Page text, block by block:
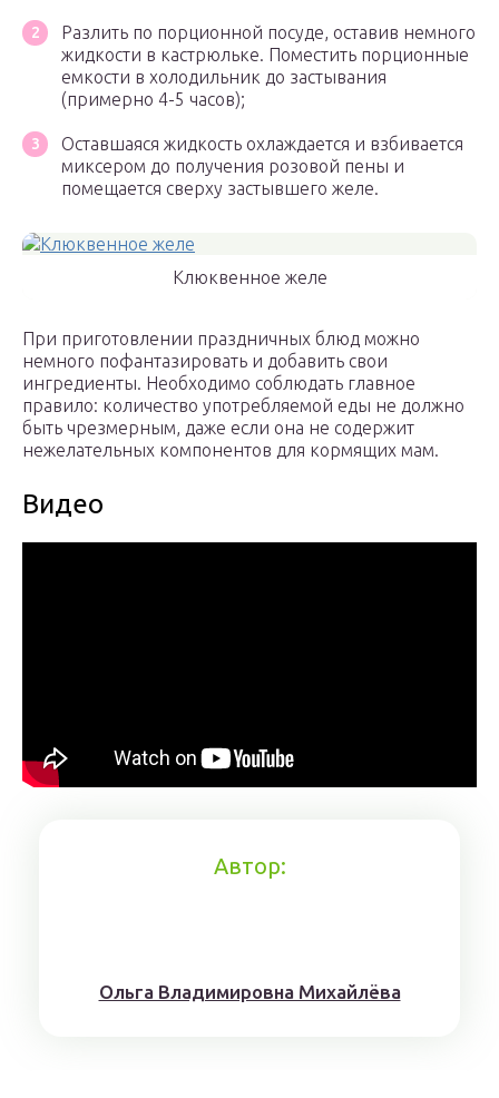
Разлить по порционной посуде, оставив немного
жидкости в кастрюльке. Поместить порционные
емкости в холодильник до застывания
(примерно 4-5 часов);
Оставшаяся жидкость охлаждается и взбивается
миксером до получения розовой пены и
помещается сверху застывшего желе.
Клюквенное желе
При приготовлении праздничных блюд можно
немного пофантазировать и добавить свои
ингредиенты. Необходимо соблюдать главное
правило: количество употребляемой еды не должно
быть чрезмерным, даже если она не содержит
нежелательных компонентов для кормящих мам.
Видео
Автор:
Ольга Владимировна Михайлёва